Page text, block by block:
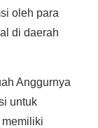
oleh para
di daerah
Anggurnya
untuk